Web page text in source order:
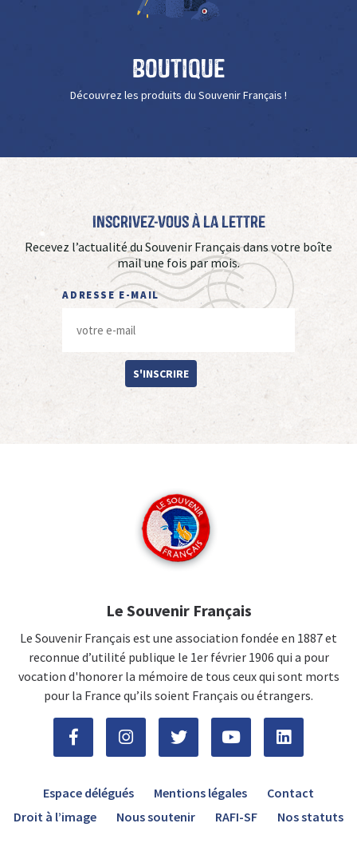
Boutique
Découvrez les produits du Souvenir Français !
Inscrivez-vous à La Lettre
Recevez l’actualité du Souvenir Français dans votre boîte
mail une fois par mois.
ADRESSE E-MAIL
S'INSCRIRE
Le Souvenir Français
Le Souvenir Français est une association fondée en 1887 et
reconnue d’utilité publique le 1er février 1906 qui a pour
vocation d'honorer la mémoire de tous ceux qui sont morts
pour la France qu’ils soient Français ou étrangers.
Espace délégués Mentions légales
Contact
Droit à l’image
Nous soutenir RAFI-SF Nos statuts